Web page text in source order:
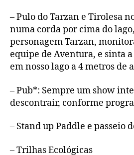
– Pulo do Tarzan e Tirolesa
numa corda por cima do
personagem Tarzan,
equipe de Aventura, e sinta
em nosso lago a 4 metros de
– Pub*: Sempre um show
descontrair, conforme
– Stand up Paddle e passeio
– Trilhas Ecológicas